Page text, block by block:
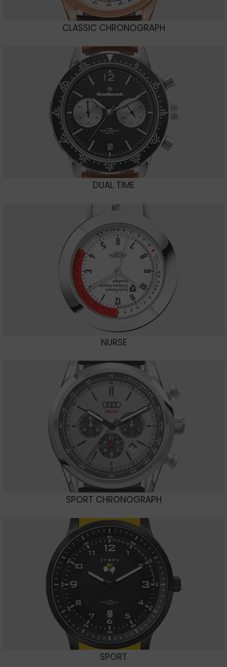
CLASSIC CHRONOGRAPH
DUAL TIME
NURSE
SPORT CHRONOGRAPH
SPORT